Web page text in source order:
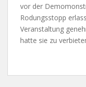
vor der
Rodungsstopp
Veranstaltung
hatte sie zu